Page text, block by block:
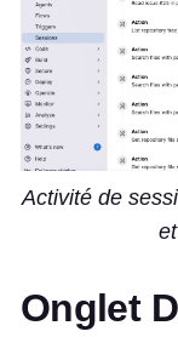
Activité de
Onglet